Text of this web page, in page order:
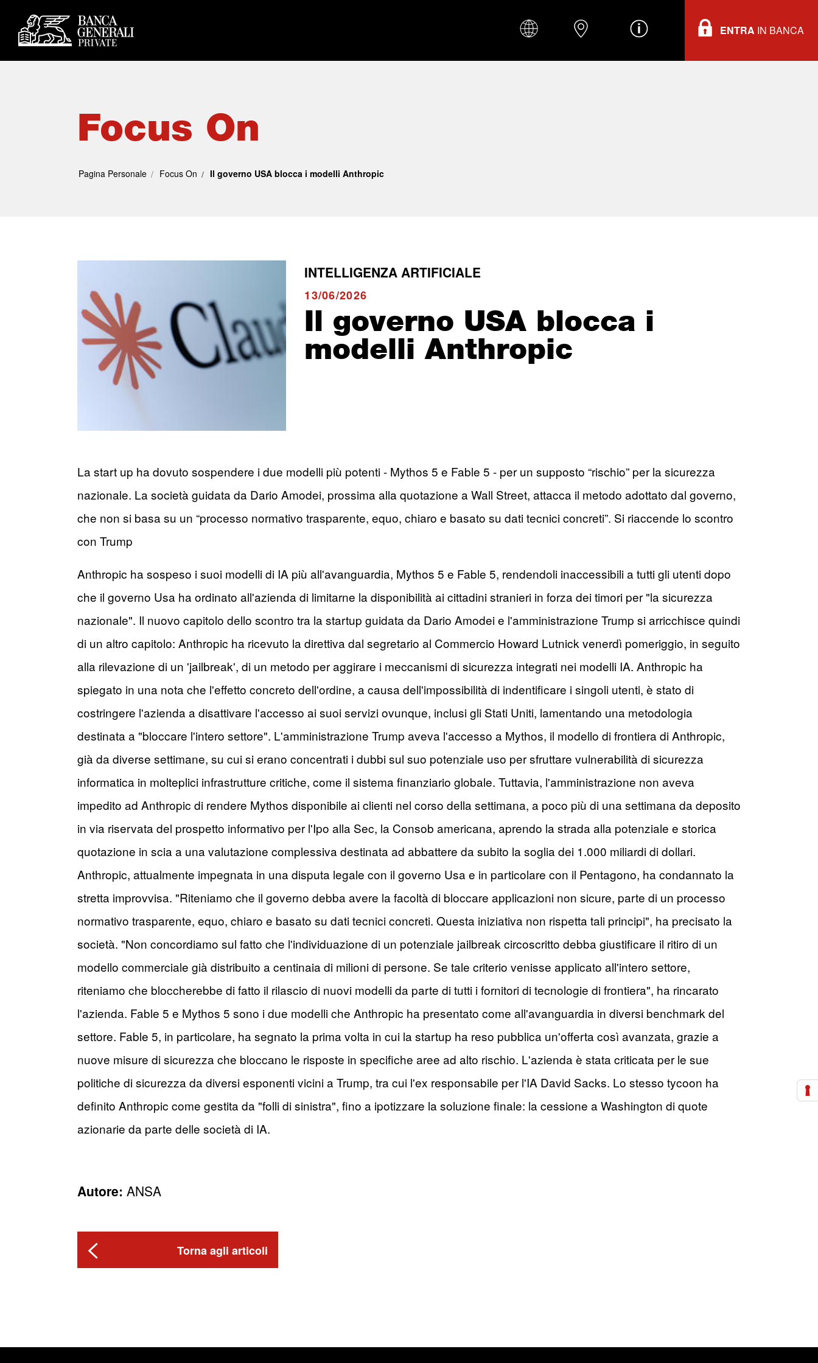
ENTRA IN BANCA
Focus On
Pagina Personale Focus On Il governo USA blocca i modelli Anthropic
INTELLIGENZA ARTIFICIALE
13/06/2026
Il governo USA blocca i
modelli Anthropic
La start up ha dovuto sospendere i due modelli più potenti - Mythos 5 e Fable 5 - per un supposto “rischio” per la sicurezza
nazionale. La società guidata da Dario Amodei, prossima alla quotazione a Wall Street, attacca il metodo adottato dal governo,
che non si basa su un “processo normativo trasparente, equo, chiaro e basato su dati tecnici concreti”. Si riaccende lo scontro
con Trump
Anthropic ha sospeso i suoi modelli di IA più all'avanguardia, Mythos 5 e Fable 5, rendendoli inaccessibili a tutti gli utenti dopo
che il governo Usa ha ordinato all'azienda di limitarne la disponibilità ai cittadini stranieri in forza dei timori per "la sicurezza
nazionale". Il nuovo capitolo dello scontro tra la startup guidata da Dario Amodei e l'amministrazione Trump si arricchisce quindi
di un altro capitolo: Anthropic ha ricevuto la direttiva dal segretario al Commercio Howard Lutnick venerdì pomeriggio, in seguito
alla rilevazione di un 'jailbreak', di un metodo per aggirare i meccanismi di sicurezza integrati nei modelli IA. Anthropic ha
spiegato in una nota che l'effetto concreto dell'ordine, a causa dell'impossibilità di indentificare i singoli utenti, è stato di
costringere l'azienda a disattivare l'accesso ai suoi servizi ovunque, inclusi gli Stati Uniti, lamentando una metodologia
destinata a "bloccare l'intero settore". L'amministrazione Trump aveva l'accesso a Mythos, il modello di frontiera di Anthropic,
già da diverse settimane, su cui si erano concentrati i dubbi sul suo potenziale uso per sfruttare vulnerabilità di sicurezza
informatica in molteplici infrastrutture critiche, come il sistema finanziario globale. Tuttavia, l'amministrazione non aveva
impedito ad Anthropic di rendere Mythos disponibile ai clienti nel corso della settimana, a poco più di una settimana da deposito
in via riservata del prospetto informativo per l'Ipo alla Sec, la Consob americana, aprendo la strada alla potenziale e storica
quotazione in scia a una valutazione complessiva destinata ad abbattere da subito la soglia dei 1.000 miliardi di dollari.
Anthropic, attualmente impegnata in una disputa legale con il governo Usa e in particolare con il Pentagono, ha condannato la
stretta improvvisa. "Riteniamo che il governo debba avere la facoltà di bloccare applicazioni non sicure, parte di un processo
normativo trasparente, equo, chiaro e basato su dati tecnici concreti. Questa iniziativa non rispetta tali principi", ha precisato la
società. "Non concordiamo sul fatto che l'individuazione di un potenziale jailbreak circoscritto debba giustificare il ritiro di un
modello commerciale già distribuito a centinaia di milioni di persone. Se tale criterio venisse applicato all'intero settore,
riteniamo che bloccherebbe di fatto il rilascio di nuovi modelli da parte di tutti i fornitori di tecnologie di frontiera", ha rincarato
l'azienda. Fable 5 e Mythos 5 sono i due modelli che Anthropic ha presentato come all'avanguardia in diversi benchmark del
settore. Fable 5, in particolare, ha segnato la prima volta in cui la startup ha reso pubblica un'offerta così avanzata, grazie a
nuove misure di sicurezza che bloccano le risposte in specifiche aree ad alto rischio. L'azienda è stata criticata per le sue
politiche di sicurezza da diversi esponenti vicini a Trump, tra cui l'ex responsabile per l'IA David Sacks. Lo stesso tycoon ha
definito Anthropic come gestita da "folli di sinistra", fino a ipotizzare la soluzione finale: la cessione a Washington di quote
azionarie da parte delle società di IA.
Autore: ANSA
Torna agli articoli